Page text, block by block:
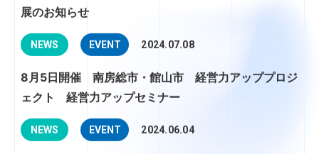
展のお知らせ
NEWS EVENT 2024.07.08
8月5日開催 南房総市・館山市 経営力アッププロジ
ェクト 経営力アップセミナー
NEWS EVENT 2024.06.04